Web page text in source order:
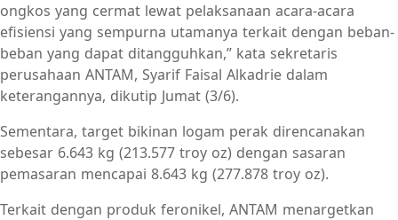
ongkos yang cermat lewat pelaksanaan acara-acara
efisiensi yang sempurna utamanya terkait dengan beban-
beban yang dapat ditangguhkan,” kata sekretaris
perusahaan ANTAM, Syarif Faisal Alkadrie dalam
keterangannya, dikutip Jumat (3/6).
Sementara, target bikinan logam perak direncanakan
sebesar 6.643 kg (213.577 troy oz) dengan sasaran
pemasaran mencapai 8.643 kg (277.878 troy oz).
Terkait dengan produk feronikel, ANTAM menargetkan